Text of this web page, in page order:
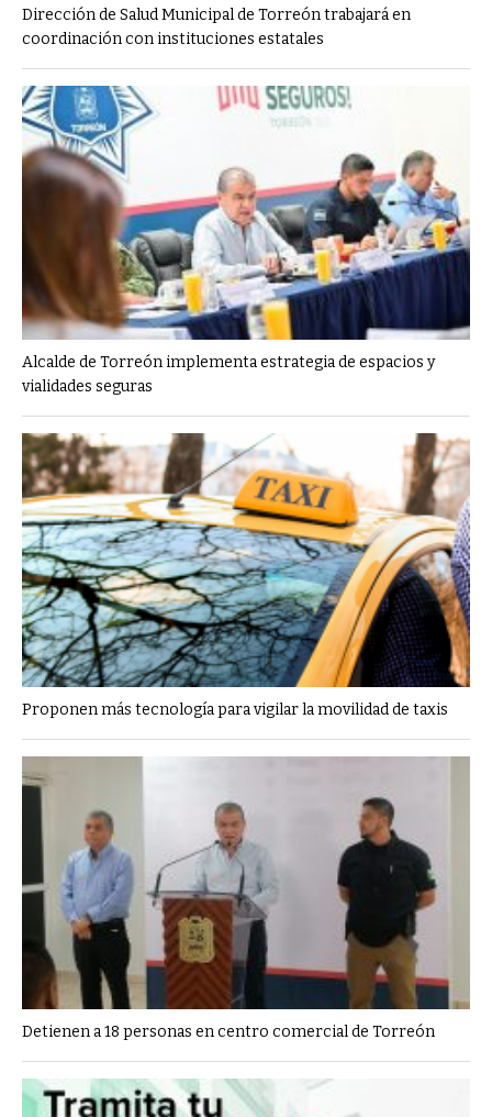
Dirección de Salud Municipal de Torreón trabajará en
coordinación con instituciones estatales
Alcalde de Torreón implementa estrategia de espacios y
vialidades seguras
Proponen más tecnología para vigilar la movilidad de taxis
Detienen a 18 personas en centro comercial de Torreón